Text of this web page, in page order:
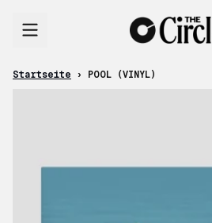
Startseite › POOL (VINYL)